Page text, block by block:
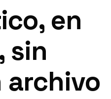
en
sin